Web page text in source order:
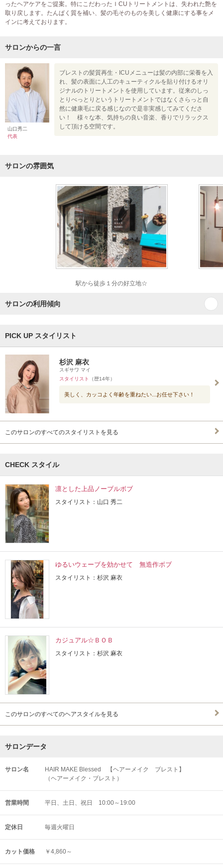
ったヘアケアをご提案。特にこだわったＩCUトリートメントは、失われた艶を
取り戻します。たんぱく質を補い、髪の毛そのものを美しく健康にする事をメ
インに考えております。
サロンからの一言
山口秀二
代表
ブレストの髪質再生・ICUメニューは髪の内部に栄養を入
れ、髪の表面に人工のキューティクルを貼り付けるオリ
ジナルのトリートメントを使用しています。従来のしっ
とりべっとりというトリートメントではなくさらっと自
然に健康毛に戻る感じなので是非実感してみてくださ
い！ 様々な本、気持ちの良い音楽、香りでリラックス
して頂ける空間です。
サロンの雰囲気
駅から徒歩１分の好立地☆
サロンの利用傾向
PICK UP スタイリスト
杉沢 麻衣
スギサワ マイ
スタイリスト
（歴14年）
美しく、カッコよく年齢を重ねたい...お任せ下さい！
このサロンのすべてのスタイリストを見る
CHECK スタイル
凛とした上品ノーブルボブ
スタイリスト：山口 秀二
ゆるいウェーブを効かせて 無造作ボブ
スタイリスト：杉沢 麻衣
カジュアル☆ＢＯＢ
スタイリスト：杉沢 麻衣
このサロンのすべてのヘアスタイルを見る
サロンデータ
サロン名
HAIR MAKE Blessed 【ヘアーメイク ブレスト】
（ヘアーメイク・ブレスト）
営業時間 平日、土日、祝日 10:00～19:00
定休日 毎週火曜日
カット価格 ￥4,860～